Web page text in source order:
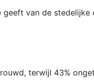
van de
terwijl 43%